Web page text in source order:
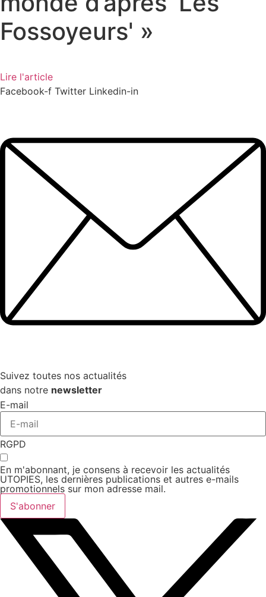
Fossoyeurs' »
Lire l'article
Facebook-f Twitter Linkedin-in
Suivez toutes nos actualités
dans notre newsletter
E-mail
RGPD
En m'abonnant, je consens à recevoir les actualités
UTOPIES, les dernières publications et autres e-mails
promotionnels sur mon adresse mail.
S'abonner